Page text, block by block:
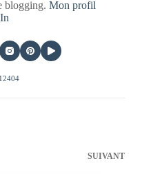
blogging. Mon profil
SUIVANT